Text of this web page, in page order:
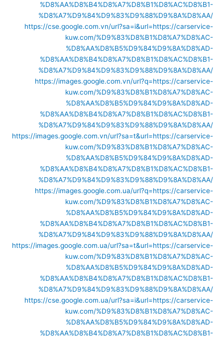
%D8%AA%D8%B4%D8%A7%D8%B1%D8%AC%D8%B1-
%D8%A7%D9%84%D9%83%D9%88%D9%8A%D8%AA/
https://cse.google.com.vn/url?sa=i&url=https://carservice-
kuw.com/%D9%83%D8%B1%D8%A7%D8%AC-
%D8%AA%D8%B5%D9%84%D9%8A%D8%AD-
%D8%AA%D8%B4%D8%A7%D8%B1%D8%AC%D8%B1-
%D8%A7%D9%84%D9%83%D9%88%D9%8A%D8%AA/
https://images.google.com.vn/url?q=https://carservice-
kuw.com/%D9%83%D8%B1%D8%A7%D8%AC-
%D8%AA%D8%B5%D9%84%D9%8A%D8%AD-
%D8%AA%D8%B4%D8%A7%D8%B1%D8%AC%D8%B1-
%D8%A7%D9%84%D9%83%D9%88%D9%8A%D8%AA/
https://images.google.com.vn/url?sa=t&url=https://carservice-
kuw.com/%D9%83%D8%B1%D8%A7%D8%AC-
%D8%AA%D8%B5%D9%84%D9%8A%D8%AD-
%D8%AA%D8%B4%D8%A7%D8%B1%D8%AC%D8%B1-
%D8%A7%D9%84%D9%83%D9%88%D9%8A%D8%AA/
https://images.google.com.ua/url?q=https://carservice-
kuw.com/%D9%83%D8%B1%D8%A7%D8%AC-
%D8%AA%D8%B5%D9%84%D9%8A%D8%AD-
%D8%AA%D8%B4%D8%A7%D8%B1%D8%AC%D8%B1-
%D8%A7%D9%84%D9%83%D9%88%D9%8A%D8%AA/
https://images.google.com.ua/url?sa=t&url=https://carservice-
kuw.com/%D9%83%D8%B1%D8%A7%D8%AC-
%D8%AA%D8%B5%D9%84%D9%8A%D8%AD-
%D8%AA%D8%B4%D8%A7%D8%B1%D8%AC%D8%B1-
%D8%A7%D9%84%D9%83%D9%88%D9%8A%D8%AA/
https://cse.google.com.ua/url?sa=i&url=https://carservice-
kuw.com/%D9%83%D8%B1%D8%A7%D8%AC-
%D8%AA%D8%B5%D9%84%D9%8A%D8%AD-
%D8%AA%D8%B4%D8%A7%D8%B1%D8%AC%D8%B1-